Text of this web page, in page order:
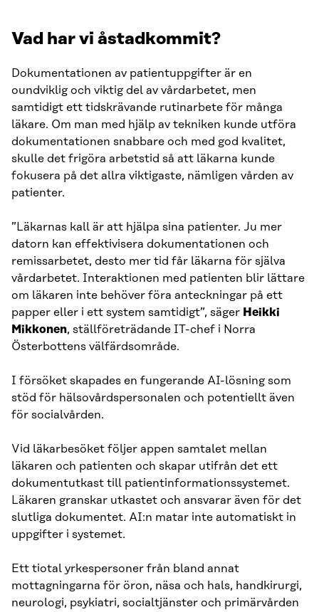
Vad har vi åstadkommit?
Dokumentationen av patientuppgifter är en
oundviklig och viktig del av vårdarbetet, men
samtidigt ett tidskrävande rutinarbete för många
läkare. Om man med hjälp av tekniken kunde utföra
dokumentationen snabbare och med god kvalitet,
skulle det frigöra arbetstid så att läkarna kunde
fokusera på det allra viktigaste, nämligen vården av
patienter.
”Läkarnas kall är att hjälpa sina patienter. Ju mer
datorn kan effektivisera dokumentationen och
remissarbetet, desto mer tid får läkarna för själva
vårdarbetet. Interaktionen med patienten blir lättare
om läkaren inte behöver föra anteckningar på ett
papper eller i ett system samtidigt”, säger Heikki
Mikkonen, ställföreträdande IT-chef i Norra
Österbottens välfärdsområde.
I försöket skapades en fungerande AI-lösning som
stöd för hälsovårdspersonalen och potentiellt även
för socialvården.
Vid läkarbesöket följer appen samtalet mellan
läkaren och patienten och skapar utifrån det ett
dokumentutkast till patientinformationssystemet.
Läkaren granskar utkastet och ansvarar även för det
slutliga dokumentet. AI:n matar inte automatiskt in
uppgifter i systemet.
Ett tiotal yrkespersoner från bland annat
mottagningarna för öron, näsa och hals, handkirurgi,
neurologi, psykiatri, socialtjänster och primärvården